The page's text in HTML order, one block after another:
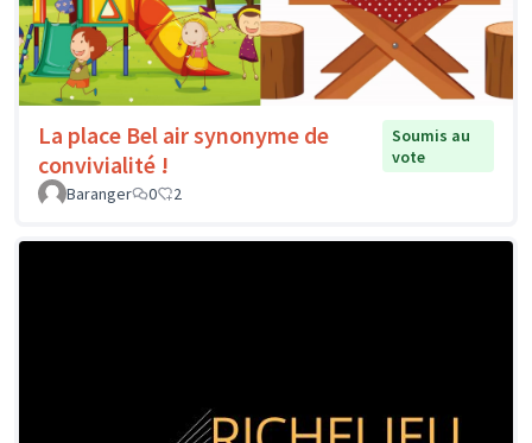
La place Bel air synonyme de
convivialité !
Soumis au
vote
Baranger
0 2